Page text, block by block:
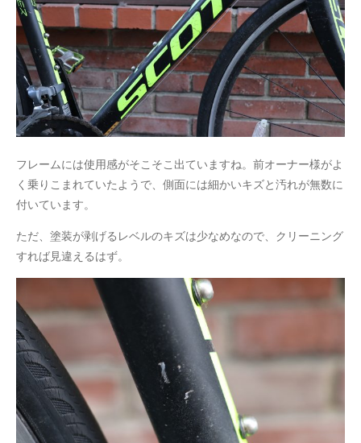
フレームには使用感がそこそこ出ていますね。前オーナー様がよ
く乗りこまれていたようで、側面には細かいキズと汚れが無数に
付いています。
ただ、塗装が剥げるレベルのキズは少なめなので、クリーニング
すれば見違えるはず。